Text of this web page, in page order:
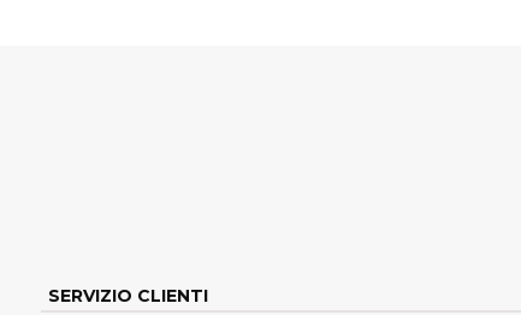
SERVIZIO CLIENTI